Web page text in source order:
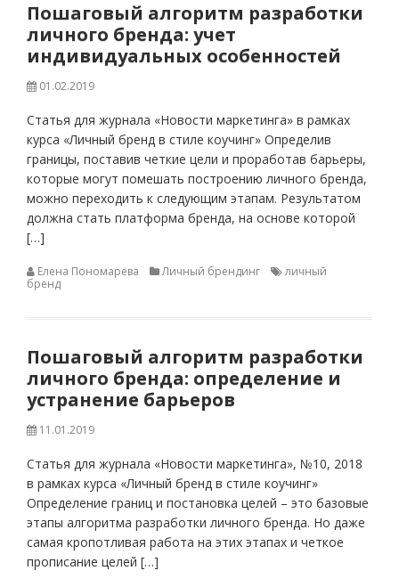
Пошаговый алгоритм разработки
личного бренда: учет
индивидуальных особенностей
01.02.2019
Статья для журнала «Новости маркетинга» в рамках
курса «Личный бренд в стиле коучинг» Определив
границы, поставив четкие цели и проработав барьеры,
которые могут помешать построению личного бренда,
можно переходить к следующим этапам. Результатом
должна стать платформа бренда, на основе которой
[…]
Елена Пономарева Личный брендинг
личный
бренд
Пошаговый алгоритм разработки
личного бренда: определение и
устранение барьеров
11.01.2019
Статья для журнала «Новости маркетинга», №10, 2018
в рамках курса «Личный бренд в стиле коучинг»
Определение границ и постановка целей – это базовые
этапы алгоритма разработки личного бренда. Но даже
самая кропотливая работа на этих этапах и четкое
прописание целей […]